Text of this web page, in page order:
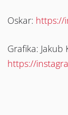
Oskar: https://
Grafika: Jakub
https://